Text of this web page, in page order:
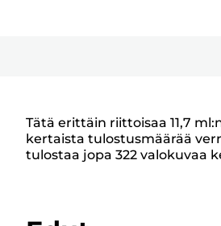
Tätä erittäin riittoisaa 11,7
kertaista tulostusmäärää
tulostaa jopa 322 valokuvaa